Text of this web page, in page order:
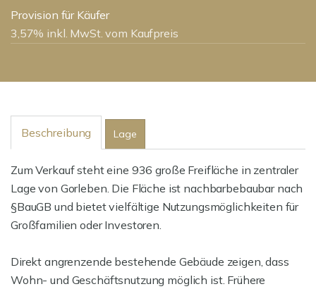
Provision für Käufer
3,57% inkl. MwSt. vom Kaufpreis
Beschreibung Lage
Zum Verkauf steht eine 936 große Freifläche in zentraler
Lage von Gorleben. Die Fläche ist nachbarbebaubar nach
§BauGB und bietet vielfältige Nutzungsmöglichkeiten für
Großfamilien oder Investoren.
Direkt angrenzende bestehende Gebäude zeigen, dass
Wohn- und Geschäftsnutzung möglich ist. Frühere